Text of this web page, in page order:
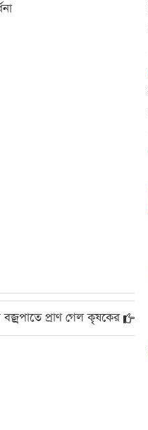
প্রাণ গেল কৃষকের